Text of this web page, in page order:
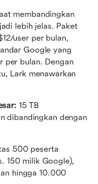
membandingkan
lebih jelas. Paket
user per bulan,
Google yang
per bulan. Dengan
Lark menawarkan
15 TB
dibandingkan dengan
500 peserta
150 milik Google),
hingga 10.000